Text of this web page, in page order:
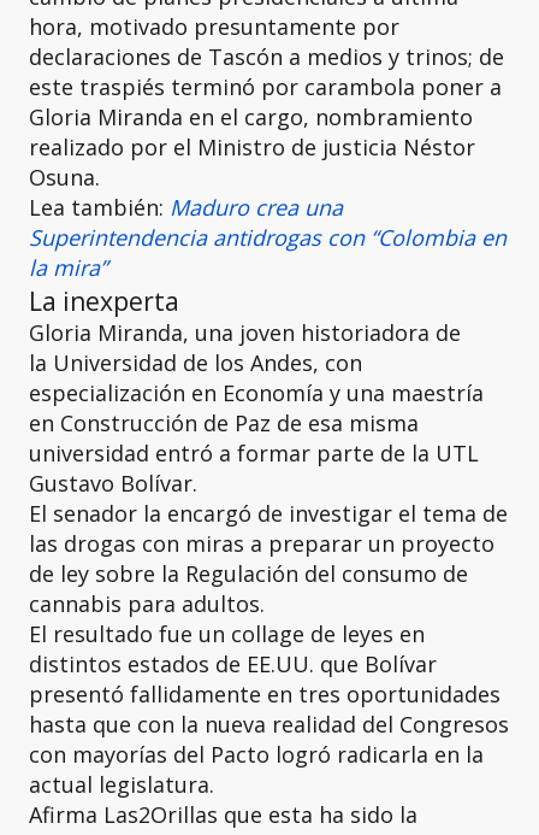
hora, motivado presuntamente por
declaraciones de Tascón a medios y trinos; de
este traspiés terminó por carambola poner a
Gloria Miranda en el cargo, nombramiento
realizado por el Ministro de justicia Néstor
Osuna.
Lea también: Maduro crea una
Superintendencia antidrogas con “Colombia en
la mira”
La inexperta
Gloria Miranda, una joven historiadora de
la Universidad de los Andes, con
especialización en Economía y una maestría
en Construcción de Paz de esa misma
universidad entró a formar parte de la UTL
Gustavo Bolívar.
El senador la encargó de investigar el tema de
las drogas con miras a preparar un proyecto
de ley sobre la Regulación del consumo de
cannabis para adultos.
El resultado fue un collage de leyes en
distintos estados de EE.UU. que Bolívar
presentó fallidamente en tres oportunidades
hasta que con la nueva realidad del Congresos
con mayorías del Pacto logró radicarla en la
actual legislatura.
Afirma Las2Orillas que esta ha sido la